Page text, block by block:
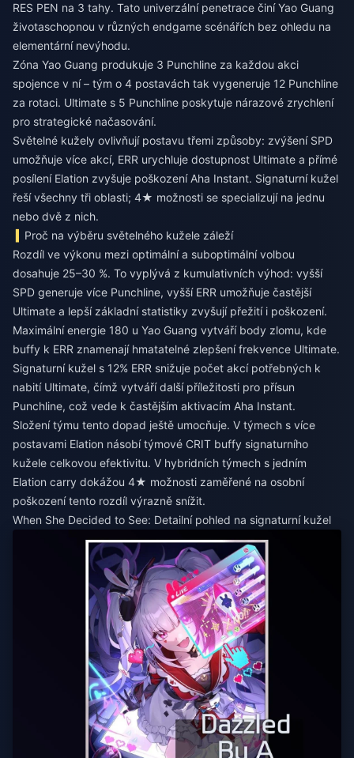
RES PEN na 3 tahy. Tato univerzální penetrace činí Yao Guang
životaschopnou v různých endgame scénářích bez ohledu na
elementární nevýhodu.
Zóna Yao Guang produkuje 3 Punchline za každou akci
spojence v ní – tým o 4 postavách tak vygeneruje 12 Punchline
za rotaci. Ultimate s 5 Punchline poskytuje nárazové zrychlení
pro strategické načasování.
Světelné kužely ovlivňují postavu třemi způsoby: zvýšení SPD
umožňuje více akcí, ERR urychluje dostupnost Ultimate a přímé
posílení Elation zvyšuje poškození Aha Instant. Signaturní kužel
řeší všechny tři oblasti; 4★ možnosti se specializují na jednu
nebo dvě z nich.
Proč na výběru světelného kužele záleží
Rozdíl ve výkonu mezi optimální a suboptimální volbou
dosahuje 25–30 %. To vyplývá z kumulativních výhod: vyšší
SPD generuje více Punchline, vyšší ERR umožňuje častější
Ultimate a lepší základní statistiky zvyšují přežití i poškození.
Maximální energie 180 u Yao Guang vytváří body zlomu, kde
buffy k ERR znamenají hmatatelné zlepšení frekvence Ultimate.
Signaturní kužel s 12% ERR snižuje počet akcí potřebných k
nabití Ultimate, čímž vytváří další příležitosti pro přísun
Punchline, což vede k častějším aktivacím Aha Instant.
Složení týmu tento dopad ještě umocňuje. V týmech s více
postavami Elation násobí týmové CRIT buffy signaturního
kužele celkovou efektivitu. V hybridních týmech s jedním
Elation carry dokážou 4★ možnosti zaměřené na osobní
poškození tento rozdíl výrazně snížit.
When She Decided to See: Detailní pohled na signaturní kužel